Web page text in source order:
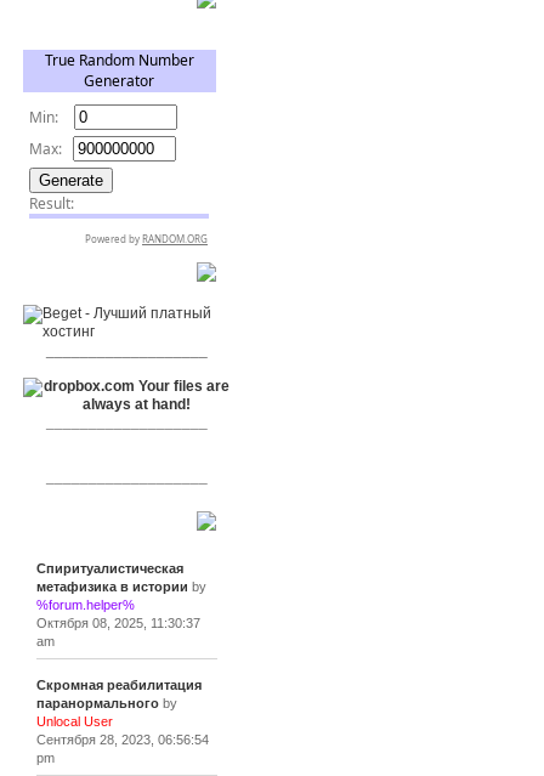
Спиритуалистическая
метафизика в истории by
%forum.helper%
Октября 08, 2025, 11:30:37
am
Скромная реабилитация
паранормальногоby
Unlocal User
Сентября 28, 2023, 06:56:54
pm